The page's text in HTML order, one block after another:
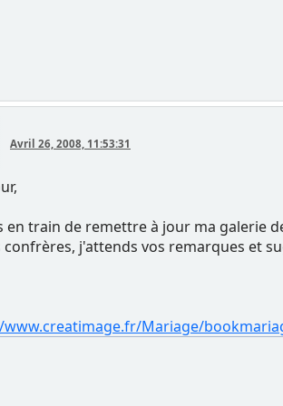
Avril 26, 2008, 11:53:31
en train de remettre à jour ma galerie
confrères, j'attends vos remarques et
Mariage/